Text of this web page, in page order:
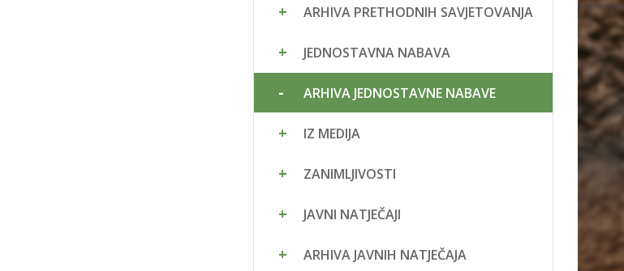
ARHIVA PRETHODNIH SAVJETOVANJA
JEDNOSTAVNA NABAVA
ARHIVA JEDNOSTAVNE NABAVE
IZ MEDIJA
ZANIMLJIVOSTI
JAVNI NATJEČAJI
ARHIVA JAVNIH NATJEČAJA